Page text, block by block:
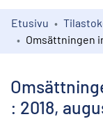
Kokoelmat
Etusivu
: 2018,